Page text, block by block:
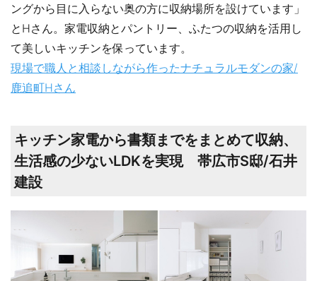
ングから目に入らない奥の方に収納場所を設けています」
とHさん。家電収納とパントリー、ふたつの収納を活用し
て美しいキッチンを保っています。
現場で職人と相談しながら作ったナチュラルモダンの家/
鹿追町Hさん
キッチン家電から書類までをまとめて収納、
生活感の少ないLDKを実現 帯広市S邸/石井
建設